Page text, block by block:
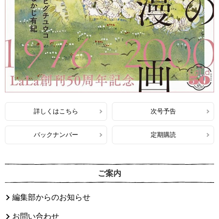
詳しくはこちら 次号予告
バックナンバー 定期購読
ご案内
編集部からのお知らせ
お問い合わせ